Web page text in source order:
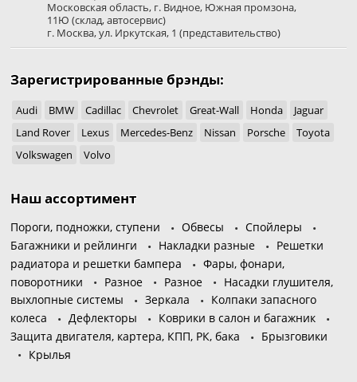
Московская область, г. Видное, Южная промзона,
11Ю (склад, автосервис)
г. Москва,ул. Иркутская, 1 (представительство)
Зарегистрированные брэнды:
Audi BMW Cadillac Chevrolet Great-Wall Honda
Jaguar
Land Rover
Lexus Mercedes-Benz Nissan Porsche
Toyota
Volkswagen
Volvo
Наш ассортимент
Пороги, подножки, ступени Обвесы
Спойлеры
Багажники и рейлинги
Накладки разные
Решетки
радиатора и решетки бампера
Фары, фонари,
поворотники
Разное Разное
Насадки глушителя,
выхлопные системы
Зеркала
Колпаки запасного
колеса
Дефлекторы
Коврики в салон и багажник
Защита двигателя, картера, КПП, РК, бака
Брызговики
Крылья